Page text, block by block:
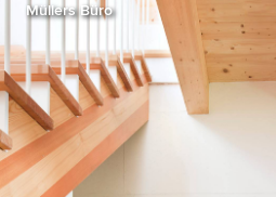
Müllers Büro